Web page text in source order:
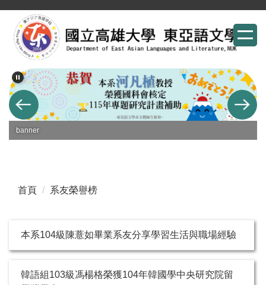
到
內
容
區
首頁 系友榮譽榜
本系104級陳薏如畢業系友分享學習生活與職場經驗
韓語組103級馮楊格榮獲104年韓國學中央研究院留